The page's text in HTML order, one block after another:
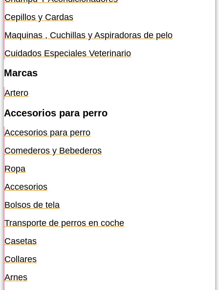
Cepillos y Cardas
Maquinas , Cuchillas y Aspiradoras de pelo
Cuidados Especiales Veterinario
Marcas
Artero
Accesorios para perro
Accesorios para perro
Comederos y Bebederos
Ropa
Accesorios
Bolsos de tela
Transporte de perros en coche
Casetas
Collares
Arnes